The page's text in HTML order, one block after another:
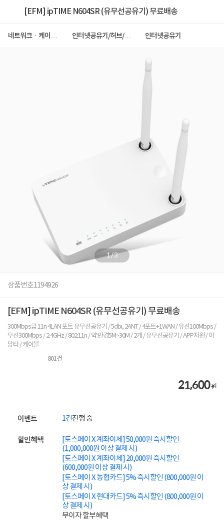
[EFM] ipTIME N604SR (유무선공유기) 무료배송
네트워크ㆍ케이블
인터넷공유기/허브/랜
인터넷공유기
1/3
상품번호1194926
[EFM] ipTIME N604SR (유무선공유기) 무료배송
300Mbps급 11n 4LAN 포트 유무선공유기 / 5dbi, 2ANT / 4포트+1WAN / 유선100Mbps /
무선300Mbps / 2.4GHz / 802.11n / 약:반경5M~30M / 2개 / 유무선공유기 / APP지원 / 아
답타 / 케이블
801건
21,600원
이벤트 1건진행 중
할인혜택
[토스페이 X 계좌이체] 50,000원 즉시할인
(1,000,000원 이상 결제 시)
[토스페이 X 계좌이체] 20,000원 즉시할인
(600,000원 이상 결제 시)
[토스페이 X 농협카드] 5% 즉시할인 (800,000원 이
상 결제 시)
[토스페이 X 현대카드] 5% 즉시할인 (800,000원 이
상 결제 시)
무이자 할부혜택